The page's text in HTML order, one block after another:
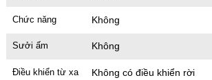
Chức năng Không
Sưởi ấm Không
Điều khiển từ xa Không có điều khiển rời